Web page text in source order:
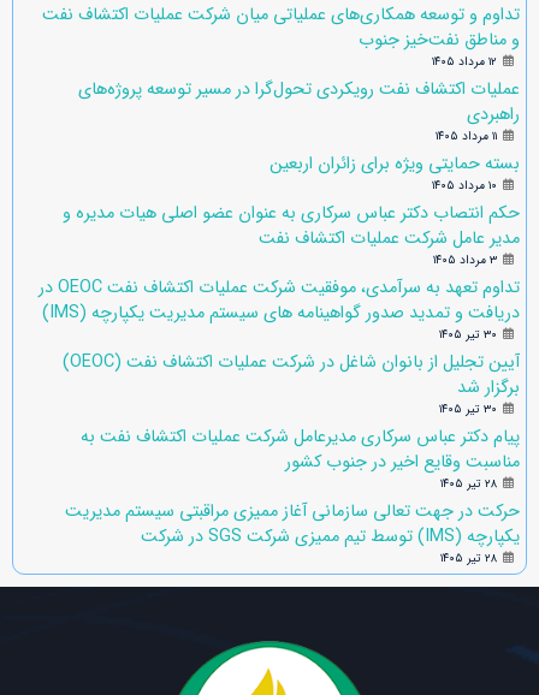
تداوم و توسعه همکاری‌های عملیاتی میان شرکت عملیات اکتشاف نفت
و مناطق نفت‌خیز جنوب
۱۲ مرداد ۱۴۰۵
عملیات اکتشاف نفت رویکردی تحول‌گرا در مسیر توسعه پروژه‌های
راهبردی
۱۱ مرداد ۱۴۰۵
بسته حمایتی ویژه برای زائران اربعین
۱۰ مرداد ۱۴۰۵
حکم انتصاب دکتر عباس سرکاری به عنوان عضو اصلی هیات مدیره و
مدیر عامل شرکت عملیات اکتشاف نفت
۳ مرداد ۱۴۰۵
تداوم تعهد به سرآمدی، موفقیت شرکت عملیات اکتشاف نفت OEOC در
دریافت و تمدید صدور گواهینامه های سیستم مدیریت یکپارچه (IMS)
۳۰ تیر ۱۴۰۵
آیین تجلیل از بانوان شاغل در شرکت عملیات اکتشاف نفت (OEOC)
برگزار شد
۳۰ تیر ۱۴۰۵
پیام دکتر عباس سرکاری مدیرعامل شرکت عملیات اکتشاف نفت به
مناسبت وقایع اخیر در جنوب کشور
۲۸ تیر ۱۴۰۵
حرکت در جهت تعالی سازمانی آغاز ممیزی مراقبتی سیستم مدیریت
یکپارچه (IMS) توسط تیم ممیزی شرکت SGS در شرکت
۲۸ تیر ۱۴۰۵